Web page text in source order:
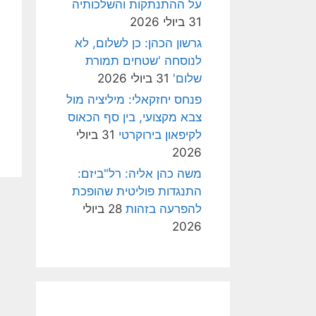
על ההתנתקות והשלכותיה
31 ביולי 2026
גרשון הכהן: כן לשלום, לא
לנוסחה 'שטחים תמורת
שלום' 31 ביולי 2026
פנחס יחזקאלי: מיליציה מול
צבא מקצועי, בין סף הכאוס
לקיפאון בירוקרטי
31 ביולי
2026
משה כהן אליה: רל"ביזם:
התנגדות פוליטית שהופכת
להפרעה בזהות
28 ביולי
2026